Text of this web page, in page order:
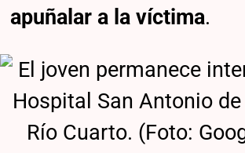
apuñalar a la víctima.